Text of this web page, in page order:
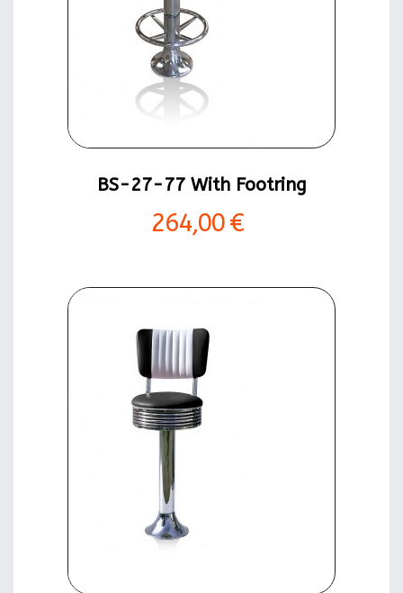
BS-27-77 With Footring
264,00 €